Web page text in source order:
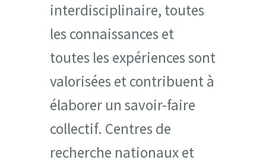
interdisciplinaire, toutes
les connaissances et
toutes les expériences sont
valorisées et contribuent à
élaborer un savoir-faire
collectif. Centres de
recherche nationaux et